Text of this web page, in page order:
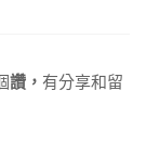
讚， 有分享和留